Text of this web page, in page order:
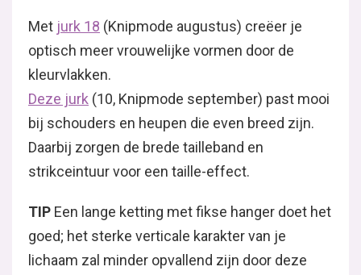
Met jurk 18 (Knipmode augustus) creëer je
optisch meer vrouwelijke vormen door de
kleurvlakken.
Deze jurk (10, Knipmode september) past mooi
bij schouders en heupen die even breed zijn.
Daarbij zorgen de brede tailleband en
strikceintuur voor een taille-effect.
TIP Een lange ketting met fikse hanger doet het
goed; het sterke verticale karakter van je
lichaam zal minder opvallend zijn door deze